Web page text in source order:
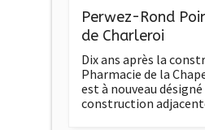
Perwez-Rond
de Charleroi
Dix ans après la
Pharmacie de la
est à nouveau
construction